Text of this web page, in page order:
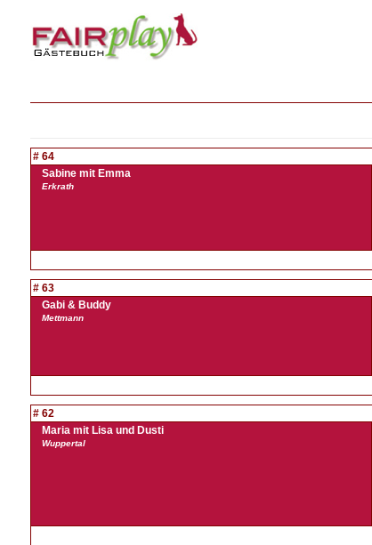
# 64
Sabine mit Emma
Erkrath
# 63
Gabi & Buddy
Mettmann
# 62
Maria mit Lisa und Dusti
Wuppertal